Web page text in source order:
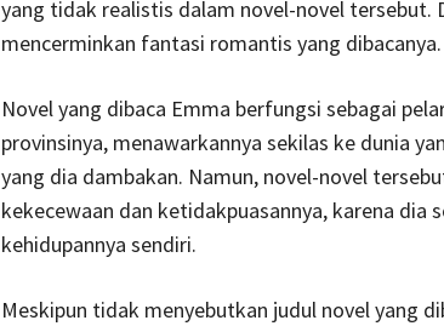
yang tidak realistis dalam novel-novel tersebut.
mencerminkan fantasi romantis yang dibacanya.
Novel yang dibaca Emma berfungsi sebagai
provinsinya, menawarkannya sekilas ke dunia
yang dia dambakan. Namun, novel-novel
kekecewaan dan ketidakpuasannya, karena dia
kehidupannya sendiri.
Meskipun tidak menyebutkan judul novel yang